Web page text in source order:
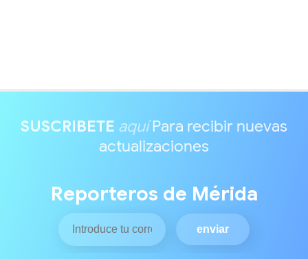
SUSCRIBETE aquíPara recibir nuevas
actualizaciones
Reporteros de Mérida